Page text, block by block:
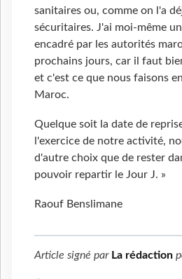
sanitaires ou, comme on l'a
sécuritaires. J'ai moi-même
encadré par les autorités
prochains jours, car il faut
et c'est ce que nous faisons
Maroc.
Quelque soit la date de
l'exercice de notre activité,
d'autre choix que de rester
pouvoir repartir le Jour J. »
Raouf Benslimane
Article signé par La rédaction